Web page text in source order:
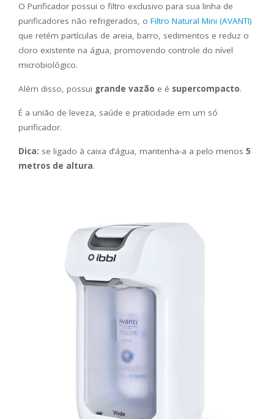
O Purificador possui o filtro exclusivo para sua linha de
purificadores não refrigerados, o Filtro Natural Mini (AVANTI)
que retém partículas de areia, barro, sedimentos e reduz o
cloro existente na água, promovendo controle do nível
microbiológico.
Além disso, possui grande vazão e é supercompacto.
É a união de leveza, saúde e praticidade em um só
purificador.
Dica: se ligado à caixa d’água, mantenha-a a pelo menos 5
metros de altura.